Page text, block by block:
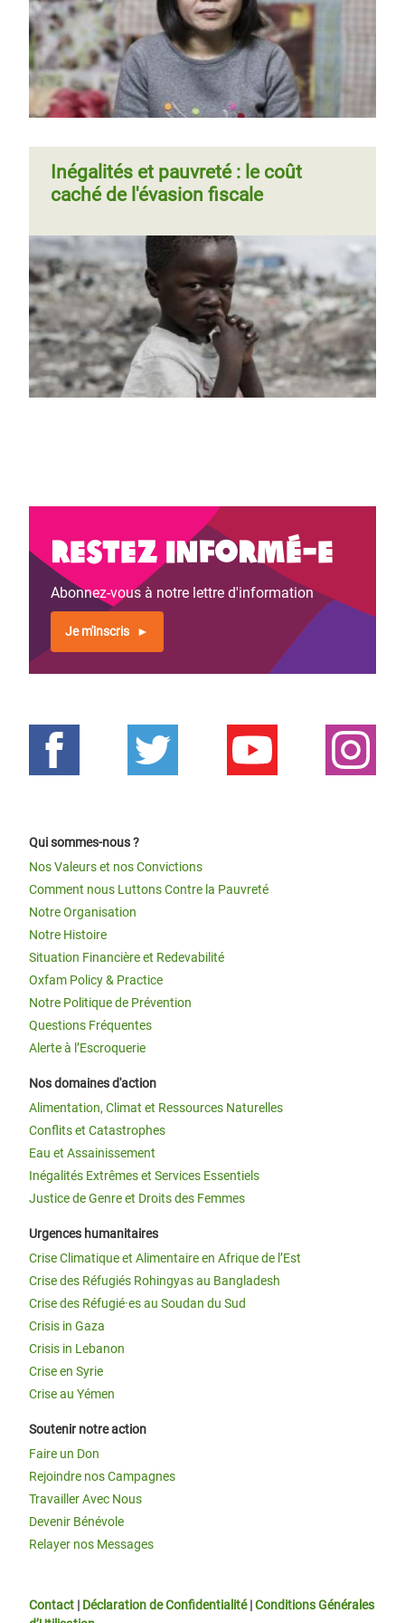
Pagination Page 1 Page
suivante
Inégalités et pauvreté : le coût
caché de l'évasion fiscale
Restez informé-e
Abonnez-vous à notre lettre d'information
Je m'inscris
Qui sommes-nous ?
Nos Valeurs et nos Convictions
Comment nous Luttons Contre la Pauvreté
Notre Organisation
Notre Histoire
Situation Financière et Redevabilité
Oxfam Policy & Practice
Notre Politique de Prévention
Questions Fréquentes
Alerte à l’Escroquerie
Nos domaines d'action
Alimentation, Climat et Ressources Naturelles
Conflits et Catastrophes
Eau et Assainissement
Inégalités Extrêmes et Services Essentiels
Justice de Genre et Droits des Femmes
Urgences humanitaires
Crise Climatique et Alimentaire en Afrique de l’Est
Crise des Réfugiés Rohingyas au Bangladesh
Crise des Réfugié·es au Soudan du Sud
Crisis in Gaza
Crisis in Lebanon
Crise en Syrie
Crise au Yémen
Soutenir notre action
Faire un Don
Rejoindre nos Campagnes
Travailler Avec Nous
Devenir Bénévole
Relayer nos Messages
Contact | Déclaration de Confidentialité|Conditions Générales